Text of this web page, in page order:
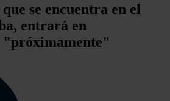
se encuentra en el
entrará en
"próximamente"